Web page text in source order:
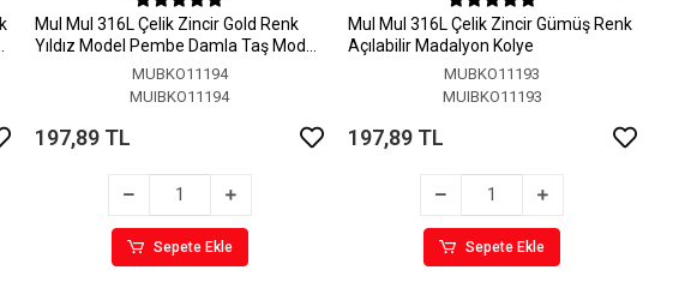
MuI MuI 316L Çelik Zincir Gold Renk
Yıldız Model Pembe Damla Taş Model
MUBKO11194
MUIBKO11194
197,89 TL
Sepete Ekle
MuI MuI 316L Çelik Zincir Gümüş Renk
Açılabilir Madalyon Kolye
MUBKO11193
MUIBKO11193
197,89 TL
Sepete Ekle